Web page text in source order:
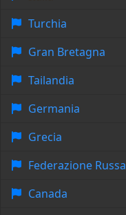
Turchia
Gran Bretagna
Tailandia
Germania
Grecia
Federazione Russa
Canada